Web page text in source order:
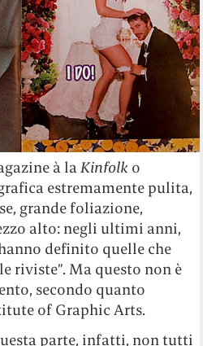
à laKinfolk o
estremamente pulita,
grande foliazione,
alto: negli ultimi anni,
definito quelle che
riviste”. Ma questo non è
secondo quanto
of Graphic Arts.
parte, infatti, non tutti